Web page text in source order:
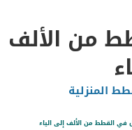
من الألف
المنزلية
في القطط من الألف إلى الياء